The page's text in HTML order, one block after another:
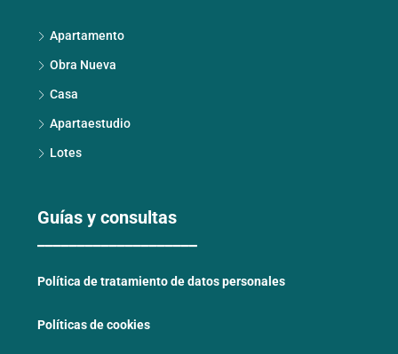
Apartamento
Obra Nueva
Casa
Apartaestudio
Lotes
Guías y consultas
Política de tratamiento de datos personales
Políticas de cookies